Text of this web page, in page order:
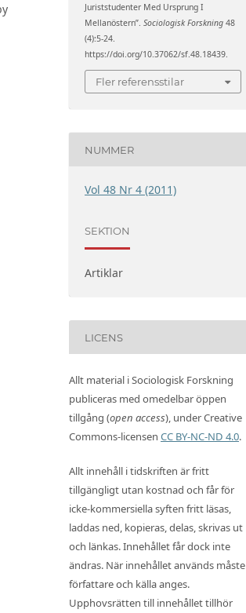
Juriststudenter Med Ursprung I
Mellanöstern”.Sociologisk Forskning 48
(4):5-24.
https://doi.org/10.37062/sf.48.18439.
Fler referensstilar
NUMMER
Vol 48 Nr 4 (2011)
SEKTION
Artiklar
LICENS
Allt material i Sociologisk Forskning
publiceras med omedelbar öppen
tillgång (open access), under Creative
Commons-licensen CC BY-NC-ND 4.0.
Allt innehåll i tidskriften är fritt
tillgängligt utan kostnad och får för
icke-kommersiella syften fritt läsas,
laddas ned, kopieras, delas, skrivas ut
och länkas. Innehållet får dock inte
ändras. När innehållet används måste
författare och källa anges.
Upphovsrätten till innehållet tillhör